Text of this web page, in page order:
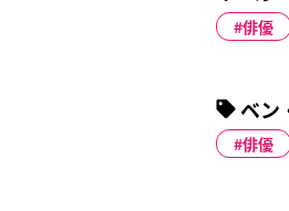
俳優
ベン
俳優